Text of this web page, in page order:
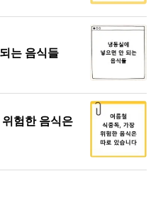
는 음식들
험한 음식은